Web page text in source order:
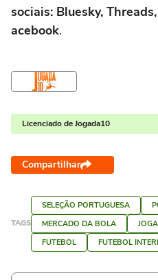
sociais: Bluesky,
acebook.
Licenciado de Jogada10
Compartilhar
TAGS
SELEÇÃO PORTUGUESA
MERCADO DA BOLA
FUTEBOL
FUTEBOL